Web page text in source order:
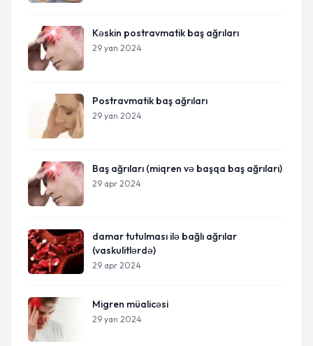
Kəskin postravmatik baş ağrıları
29 yan 2024
Postravmatik baş ağrıları
29 yan 2024
Baş ağrıları (miqren və başqa baş ağrıları)
29 apr 2024
damar tutulması ilə bağlı ağrılar
(vaskulitlərdə)
29 apr 2024
Migren müalicəsi
29 yan 2024